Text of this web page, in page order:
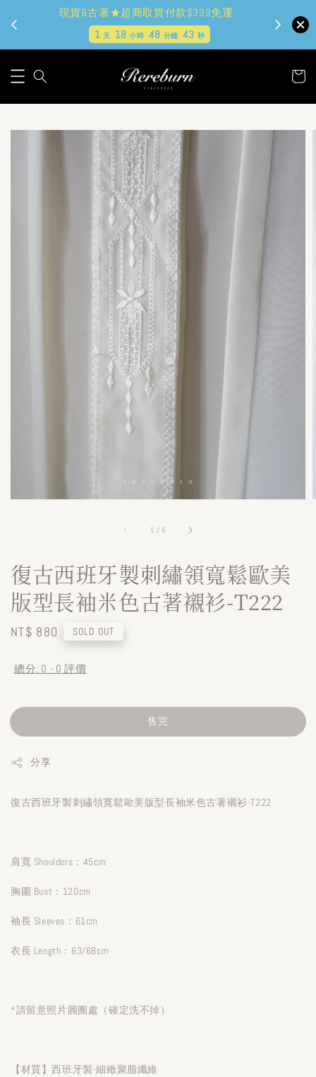
現貨&古著★超商取貨付款$399免運
1天 18小時 48 分鐘 42 秒
1 / 6
復古西班牙製刺繡領寬鬆歐美
版型長袖米色古著襯衫-T222
Regular
NT$ 880 SOLD OUT
總分: 0 - 0 評價
售完
分享
復古西班牙製刺繡領寬鬆歐美版型長袖米色古著襯衫-T222
肩寬 Shoulders：45cm
胸圍 Bust：120cm
袖長 Sleeves：61cm
衣長 Length：63/68cm
*請留意照片圓圈處（確定洗不掉）
【材質】西班牙製-細緻聚脂纖維